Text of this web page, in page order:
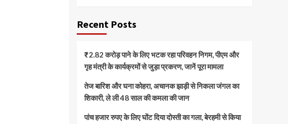
Recent Posts
₹2.82 करोड़ पाने के लिए भटक रहा परिवहन निगम, पीएम और
गृह मंत्री के कार्यक्रमों से जुड़ा प्रकरण, जानें पूरा मामला
तेज बारिश और घना कोहरा, अचानक झाड़ी से निकला जंगल का
शिकारी, ले ली 48 साल की कमला की जान
पांच हजार रुपए के लिए घोंट दिया दोस्ती का गला, बेरहमी से किया